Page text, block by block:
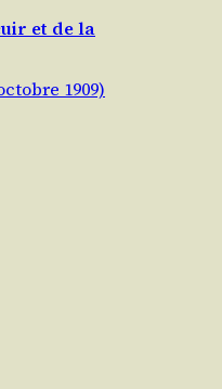
et de la
1909)